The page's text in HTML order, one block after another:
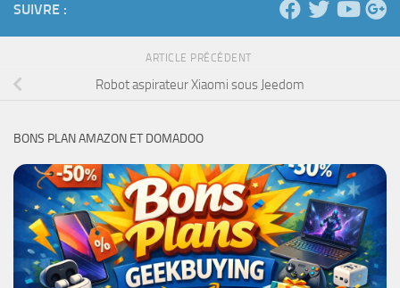
SUIVRE :
ARTICLE PRÉCÉDENT
Robot aspirateur Xiaomi sous Jeedom
BONS PLAN AMAZON ET DOMADOO